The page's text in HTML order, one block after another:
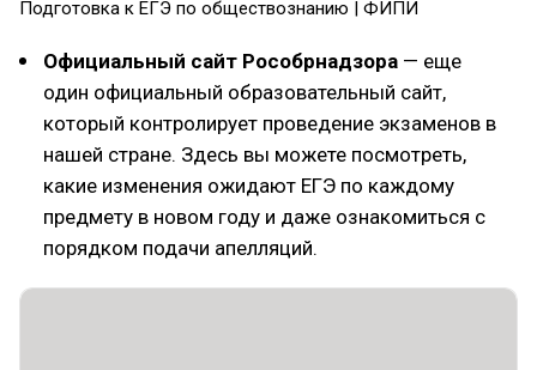
Подготовка к ЕГЭ по обществознанию | ФИПИ
Официальный сайт Рособрнадзора — еще
один официальный образовательный сайт,
который контролирует проведение экзаменов в
нашей стране. Здесь вы можете посмотреть,
какие изменения ожидают ЕГЭ по каждому
предмету в новом году и даже ознакомиться с
порядком подачи апелляций.